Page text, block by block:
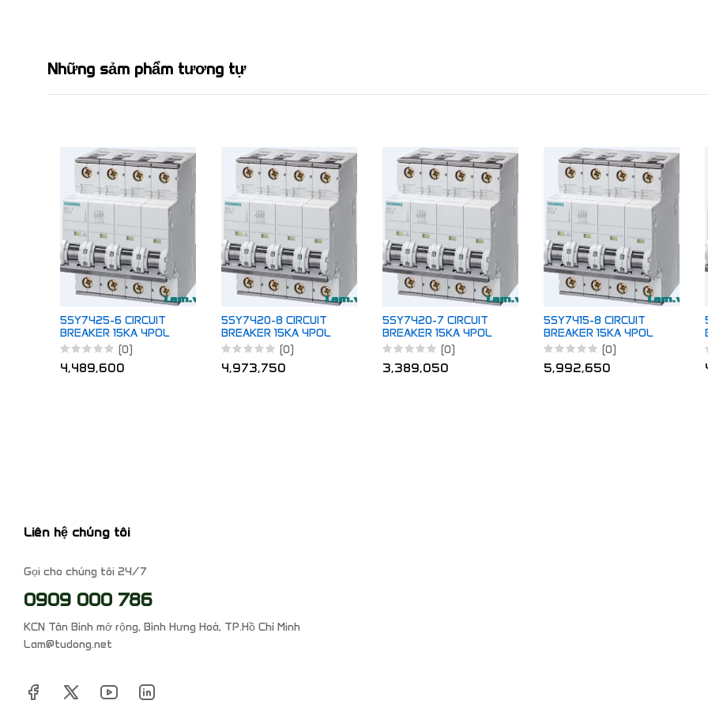
Những sảm phẩm tương tự
5SY7425-6 CIRCUIT
BREAKER 15KA 4POL
B25
(0)
4,489,600
5SY7420-8 CIRCUIT
BREAKER 15KA 4POL
D20
(0)
4,973,750
5SY7420-7 CIRCUIT
BREAKER 15KA 4POL
C20
(0)
3,389,050
5SY7415-8 CIRCUIT
BREAKER 15KA 4POL
D1.6
(0)
5,992,650
Liên hệ chúng tôi
Gọi cho chúng tôi 24/7
0909 000 786
KCN Tân Bình mở rộng, Bình Hưng Hoà, TP.Hồ Chí Minh
Lam@tudong.net